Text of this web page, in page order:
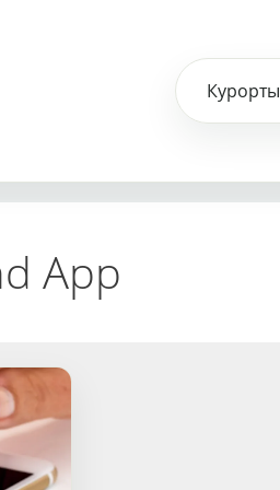
Курорты
App